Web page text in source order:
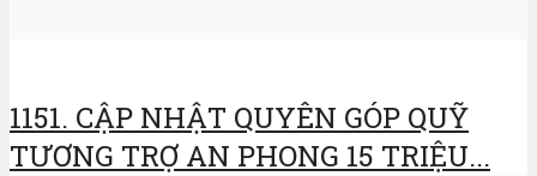
1151. CẬP NHẬT QUYÊN GÓP QUỸ
TƯƠNG TRỢ AN PHONG 15 TRIỆU...